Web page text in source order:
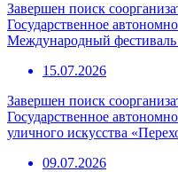
Завершен поиск
Государственное
Международный фестиваль
15.07.2026
Завершен поиск
Государственное
уличного искусства
09.07.2026